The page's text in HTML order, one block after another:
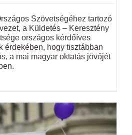
Szövetségéhez tartozó
a Küldetés – Keresztény
országos kérdőíves
érdekében, hogy tisztábban
a mai magyar oktatás jövőjét